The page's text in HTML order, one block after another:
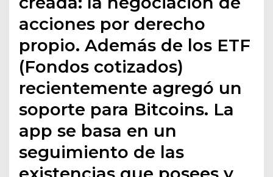
acciones por derecho
propio. Además de los ETF
(Fondos cotizados)
recientemente agregó un
soporte para Bitcoins. La
app se basa en un
seguimiento de las